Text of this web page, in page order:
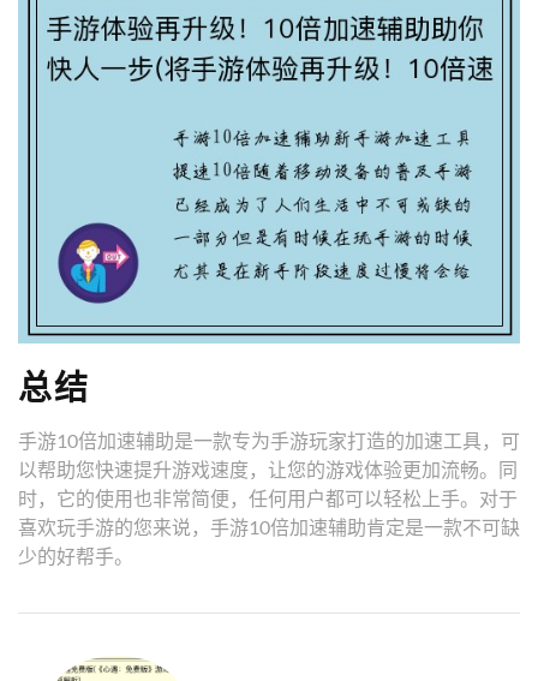
总结
手游10倍加速辅助是一款专为手游玩家打造的加速工具，可
以帮助您快速提升游戏速度，让您的游戏体验更加流畅。同
时，它的使用也非常简便，任何用户都可以轻松上手。对于
喜欢玩手游的您来说，手游10倍加速辅助肯定是一款不可缺
少的好帮手。